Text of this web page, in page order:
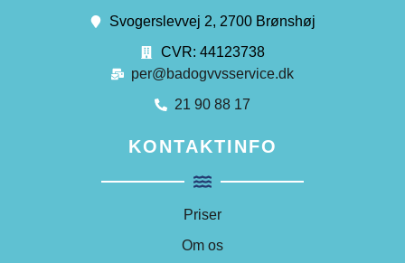
Svogerslevvej 2, 2700 Brønshøj
CVR: 44123738
per@badogvvsservice.dk
21 90 88 17
KONTAKTINFO
Priser
Om os